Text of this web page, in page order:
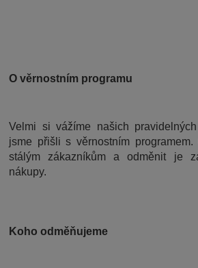
O věrnostním programu
Velmi si vážíme našich
jsme přišli s věrnostním
stálým zákazníkům a odměnit je
nákupy.
Koho odměňujeme